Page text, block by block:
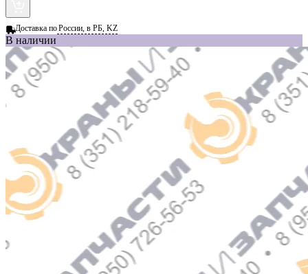
Доставка поРоссии, в РБ, KZ
В наличии